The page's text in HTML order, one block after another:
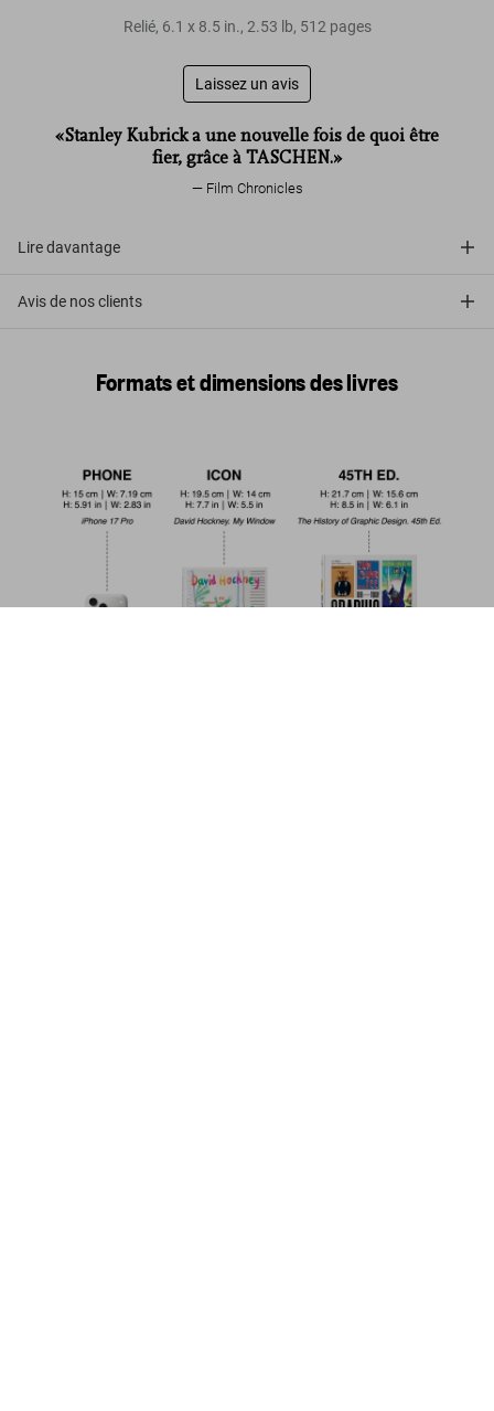
Relié, 6.1 x 8.5 in., 2.53 lb, 512 pages
Laissez un avis
«Stanley Kubrick a une nouvelle fois de quoi être
fier, grâce à TASCHEN.»
Film Chronicles
Lire davantage
Avis de nos clients
Formats et dimensions des livres